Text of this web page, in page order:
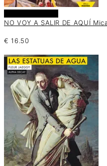
NO VOY A SALIR DE AQUÍ
€ 16.50